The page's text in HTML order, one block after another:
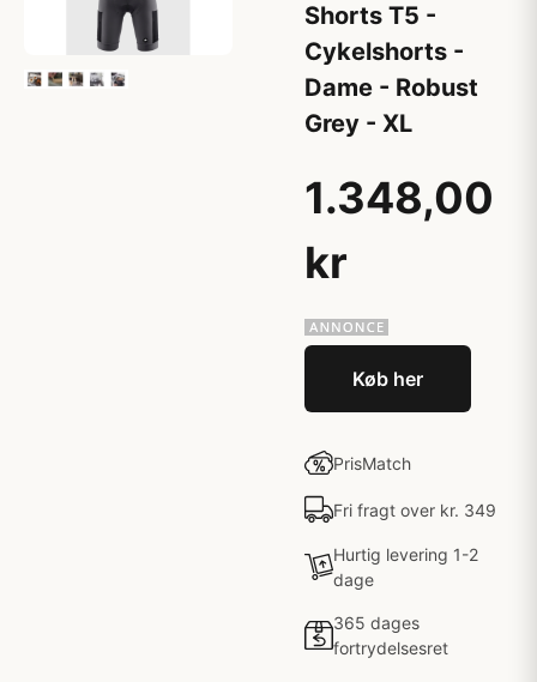
Shorts T5 -
Cykelshorts -
Dame - Robust
Grey - XL
1.348,00
kr
Køb her
PrisMatch
Fri fragt over kr. 349
Hurtig levering 1-2
dage
365 dages
fortrydelsesret